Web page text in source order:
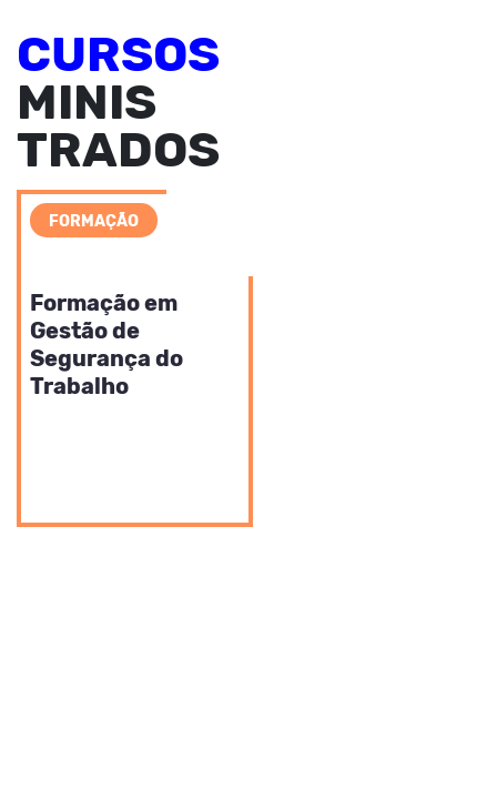
CURSOS
MINIS
TRADOS
FORMAÇÃO
Formação em
Gestão de
Segurança do
Trabalho